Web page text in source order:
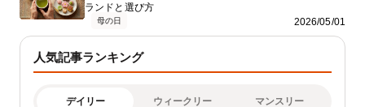
ランドと選び方
2026/05/01
母の日
人気記事ランキング
デイリー ウィークリー マンスリー